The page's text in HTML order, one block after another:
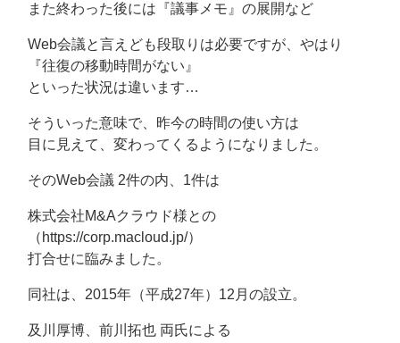
また終わった後には『議事メモ』の展開など
Web会議と言えども段取りは必要ですが、やはり
『往復の移動時間がない』
といった状況は違います…
そういった意味で、昨今の時間の使い方は
目に見えて、変わってくるようになりました。
そのWeb会議 2件の内、1件は
株式会社M&Aクラウド様との
（https://corp.macloud.jp/）
打合せに臨みました。
同社は、2015年（平成27年）12月の設立。
及川厚博、前川拓也 両氏による